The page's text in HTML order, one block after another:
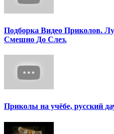
Подборка Видео Приколов.
Смешно До Слез.
Приколы на учёбе, русский